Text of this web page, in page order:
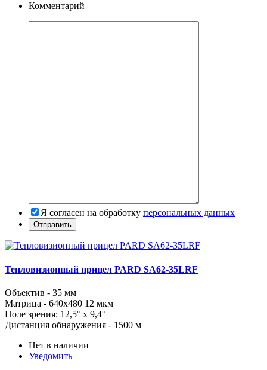
Комментарий
Я согласен на обработку персональных данных
Тепловизионный прицел PARD SA62-35LRF
Объектив - 35 мм
Матрица - 640x480 12 мкм
Поле зрения: 12,5° x 9,4°
Дистанция обнаружения - 1500 м
Нет в наличии
Уведомить